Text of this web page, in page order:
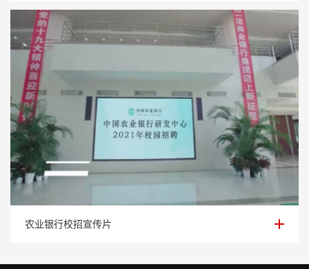
农业银行校招宣传片
农业银行校招宣传片